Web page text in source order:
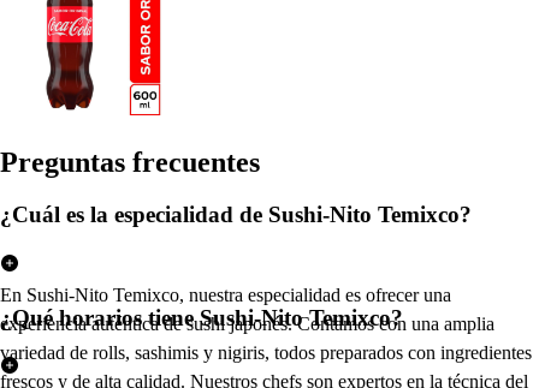
Preguntas frecuentes
¿Cuál es la especialidad de Sushi-Nito Temixco?
En Sushi-Nito Temixco, nuestra especialidad es ofrecer una
experiencia auténtica de sushi japonés. Contamos con una amplia
variedad de rolls, sashimis y nigiris, todos preparados con ingredientes
frescos y de alta calidad. Nuestros chefs son expertos en la técnica del
¿Qué horarios tiene Sushi-Nito Temixco?